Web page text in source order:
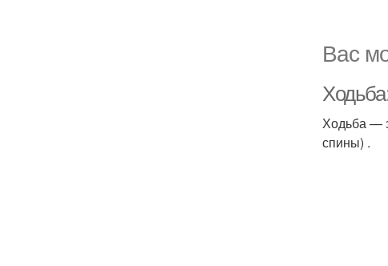
Вас
Ходьба —
спины) .